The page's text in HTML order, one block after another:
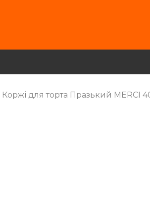
Коржі для торта Празький MERCI